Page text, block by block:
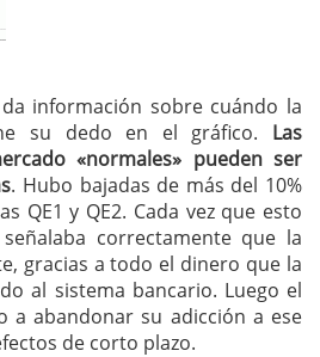
información sobre cuándo la
su dedo en el gráfico. Las
«normales» pueden ser
. Hubo bajadas de más del 10%
QE1 y QE2. Cada vez que esto
correctamente que la
gracias a todo el dinero que la
al sistema bancario. Luego el
a abandonar su adicción a ese
de corto plazo.